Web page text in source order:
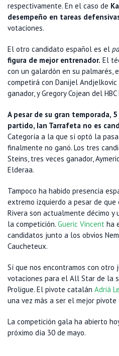
respectivamente. En el caso de
desempeño en tareas
votaciones.
El otro candidato español es el
figura de mejor entrenador. El
con un galardón en su palmarés,
competirá con Danijel
ganador, y Gregory Cojean del
A pesar de su gran temporada,
partido, Ian Tarrafeta no es
Categoría a la que sí optó la
finalmente no ganó. Los tres
Steins, tres veces ganador,
Elderaa.
Tampoco ha habido presencia
extremo izquierdo a pesar de
Rivera son actualmente décimo y
la competición. Gueric Vincent ha
candidatos junto a los obvios
Caucheteux.
Sí que nos encontramos con otro
votaciones para el All Star de la
Proligue. El pivote catalán Adriá
una vez más a ser el mejor
La competición gala ha abierto
próximo día 30 de mayo.